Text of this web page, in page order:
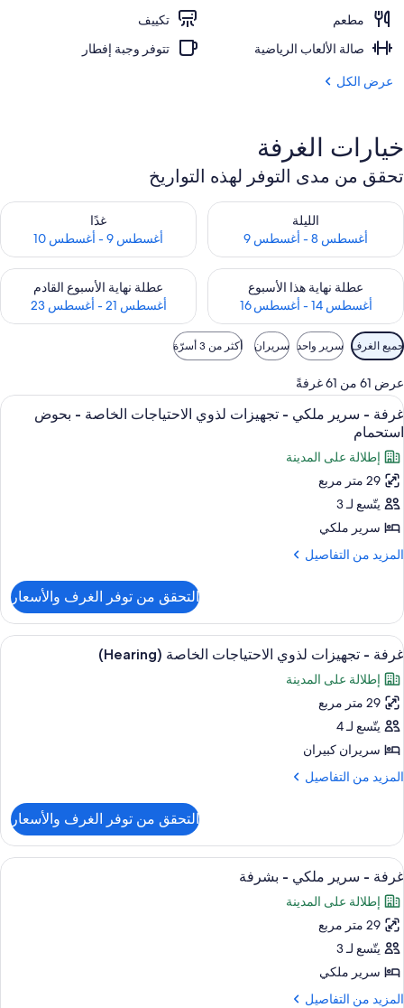
مطعم
تكييف
صالة الألعاب الرياضية
تتوفر وجبة إفطار
عرض الكل
خيارات الغرفة
تحقق من مدى التوفر لهذه التواريخ
الليلة
أغسطس 8 - أغسطس 9
تحقق من مدى التوفر لليلة للفترة أغسطس 8 - أغسطس 9
غدًا
أغسطس 9 - أغسطس 10
تحقق من مدى التوفر لغد للفترة أغسطس
عطلة نهاية هذا الأسبوع
أغسطس 14 - أغسطس 16
تحقق من مدى التوفر لعطلة نهاية هذا الأسبوع للفترة أغسطس 14 - أغسطس 16
عطلة نهاية الأسبوع القادم
أغسطس 21 - أغسطس 23
تحقق من مدى التوفر لعطلة نهاية
عوامل
التصفية
المتاحة
للغرف
جميع الغرف سرير واحد سريران أكثر من 3 أسرّة
عرض 61 من 61 غرفةً
استعراض
جميع
صور
غرفة
-
سرير
ملكي
-
الاحتياجات
الخاصة
-
بحوض
استحمام
أغطية فراش متميزة وألحفة محشوة
6
غرفة - سرير ملكي - تجهيزات لذوي الاحتياجات الخاصة - بحوض
استحمام
إطلالة على المدينة
29 متر مربع
يتّسع لـ 3
سرير ملكي
المزيد من التفاصيل
المزيد
غرفة
سرير
ملكي
-
تجهيزات
لذوي
الاحتياجات
الخاصة
بحوض
التحقق من توفر الغرف والأسعار
استعراض
جميع
صور
غرفة
-
تجهيزات
لذوي
الاحتياجات
(Hearing)
أغطية فراش متميزة وألحفة محشوة
6
غرفة - تجهيزات لذوي الاحتياجات الخاصة (Hearing)
إطلالة على المدينة
29 متر مربع
يتّسع لـ 4
سريران كبيران
المزيد من التفاصيل
المزيد
غرفة
تجهيزات
لذوي
الاحتياجات
الخاصة
التحقق من توفر الغرف والأسعار
استعراض
جميع
صور
غرفة
-
سرير
ملكي
أغطية فراش متميزة وألحفة محشوة
7
غرفة - سرير ملكي - بشرفة
إطلالة على المدينة
29 متر مربع
يتّسع لـ 3
سرير ملكي
المزيد من التفاصيل
المزيد